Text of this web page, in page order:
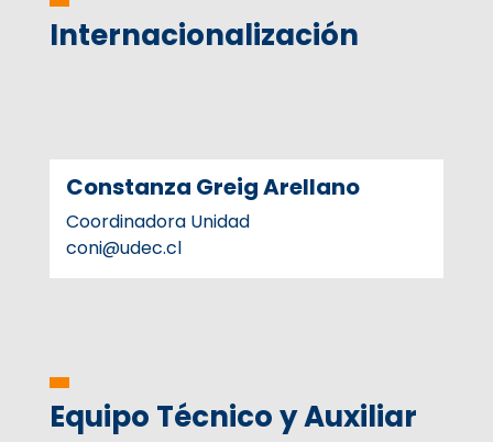
Internacionalización
Constanza Greig Arellano
Coordinadora Unidad
coni@udec.cl
Equipo Técnico y Auxiliar